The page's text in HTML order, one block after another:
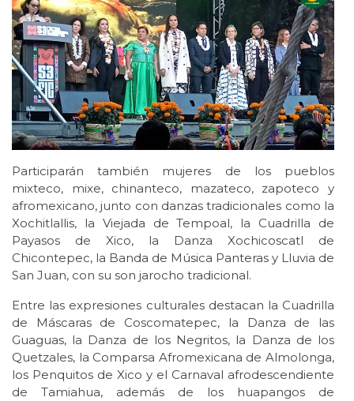
Participarán también mujeres de los pueblos
mixteco, mixe, chinanteco, mazateco, zapoteco y
afromexicano, junto con danzas tradicionales como la
Xochitlallis, la Viejada de Tempoal, la Cuadrilla de
Payasos de Xico, la Danza Xochicoscatl de
Chicontepec, la Banda de Música Panteras y Lluvia de
San Juan, con su son jarocho tradicional.
Entre las expresiones culturales destacan la Cuadrilla
de Máscaras de Coscomatepec, la Danza de las
Guaguas, la Danza de los Negritos, la Danza de los
Quetzales, la Comparsa Afromexicana de Almolonga,
los Penquitos de Xico y el Carnaval afrodescendiente
de Tamiahua, además de los huapangos de